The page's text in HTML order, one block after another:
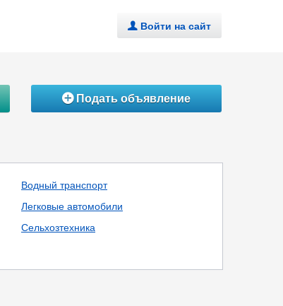
. Войти на сайт
ÁПодать объявление
Водный транспорт
Легковые автомобили
Сельхозтехника